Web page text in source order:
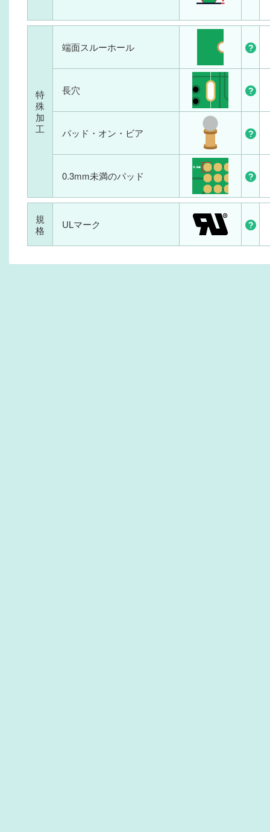
特
殊
加
工
端面スルーホール
長穴
パッド・オン・ビア
0.3mm未満のパッド
規
格
ULマーク